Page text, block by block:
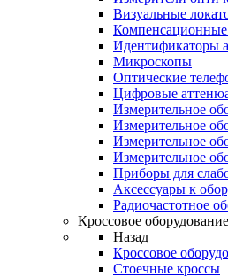
Визуальные
Идентификаторы
Микроскопы
Оптические
Цифровые
Измерительное
Измерительное
Измерительное
Измерительное
Приборы для
Аксессуары к
Радиочастотное
Кроссовое оборудование
Назад
Кроссовое
Стоечные кроссы